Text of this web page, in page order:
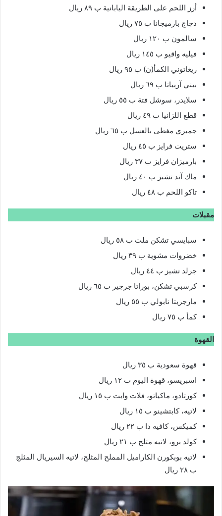
أرز اللحم على الطريقة اليابانية ب ٨٩ ريال
دجاج بارميجانا ب ٧٥ ريال
سالمون ب ١٢٠ ريال
فيليه واقيو ب ١٤٥ ريال
ريغاتوني الكمأ(ن) ب ٩٥ ريال
بيني آربياتا ب ٦٩ ريال
سلايدر، سوشل فتة ب ٥٥ ريال
قطع اللزانيا ب ٤٩ ريال
جمبري مغطى بالعسل ب ٦٥ ريال
ستريت فرايز ب ٤٥ ريال
بارميزان فرايز ب ٣٧ ريال
ماك آند تشيز ب ٤٠ ريال
تاكو اللحم ب ٤٨ ريال
مقبلات
سبايسي تشكن ملت ب ٥٨ ريال
خضروات مشوية ب ٣٩ ريال
جرلد تشيز ب ٤٤ ريال
كرسبي تشكن، بوراتا جرجير ب ٦٥ ريال
مارجريتا نابولي ب ٥٥ ريال
كمأ ب ٧٥ ريال
القهوة
قهوة سعودية ب ٣٥ ريال
اسبريسو، قهوة اليوم ب ١٢ ريال
كورتادو، ماكياتو، فلات وايت ب ١٥ ريال
لاتيه، كابتشينو ب ١٥ ريال
كميكس، كافيه دا ب ٢٢ ريال
كولد برو، لاتيه مثلج ب ٢١ ريال
لاتيه بوبكورن الكاراميل المملح المثلج، لاتيه السيريال المثلج
ب ٢٨ ريال